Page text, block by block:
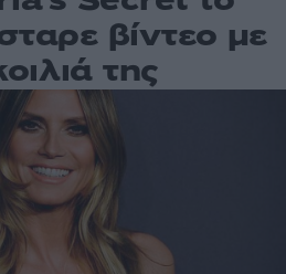
βίντεο με
της